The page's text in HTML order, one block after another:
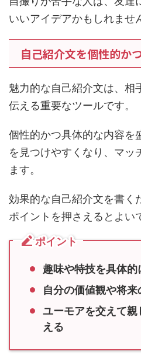
自撮りが苦手な人は、友達
いいアイデアかもしれませ
自己紹介文を個性的か
魅力的な自己紹介文は、相
伝える重要なツールです。
個性的かつ具体的な内容を
を見つけやすくなり、マッ
ます。
効果的な自己紹介文を書く
ポイントを押さえるとよい
ポイント
趣味や特技を具体的
自分の価値観や将
ユーモアを交えて
える